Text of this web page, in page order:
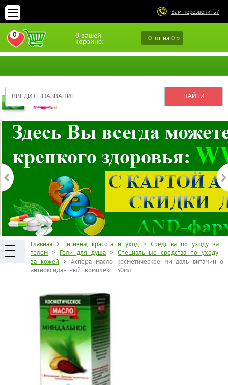
Вам перезвонить?
В вашей
корзине: 0 шт. на 0 р.
0
ПЕРЕЙТИ В ИЗБРАННОЕ
Главная > Гигиена, красота и уход > Средства по уходу за
телом > Гели для душа > Специальные средства по уходу
за кожей > Аспера масло косметическое миндаль витаминно-
антиоксидантный комплекс 30мл